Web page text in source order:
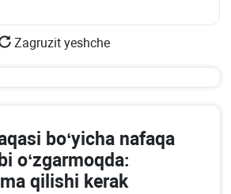
Zagruzit yeshche
boʻyicha nafaqa
oʻzgarmoqda:
qilishi kerak